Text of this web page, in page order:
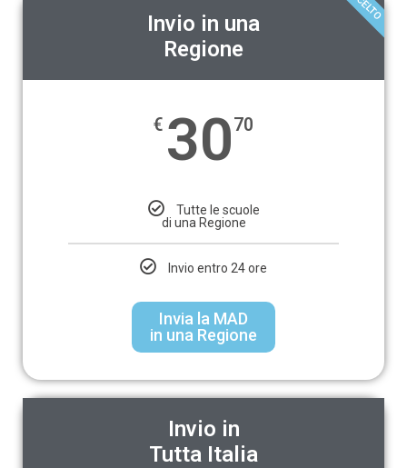
Invio in una
Regione
€ 3070
Tutte le scuole
di una Regione
Invio entro 24 ore
Invia la MAD
in una Regione
Invio in
Tutta Italia